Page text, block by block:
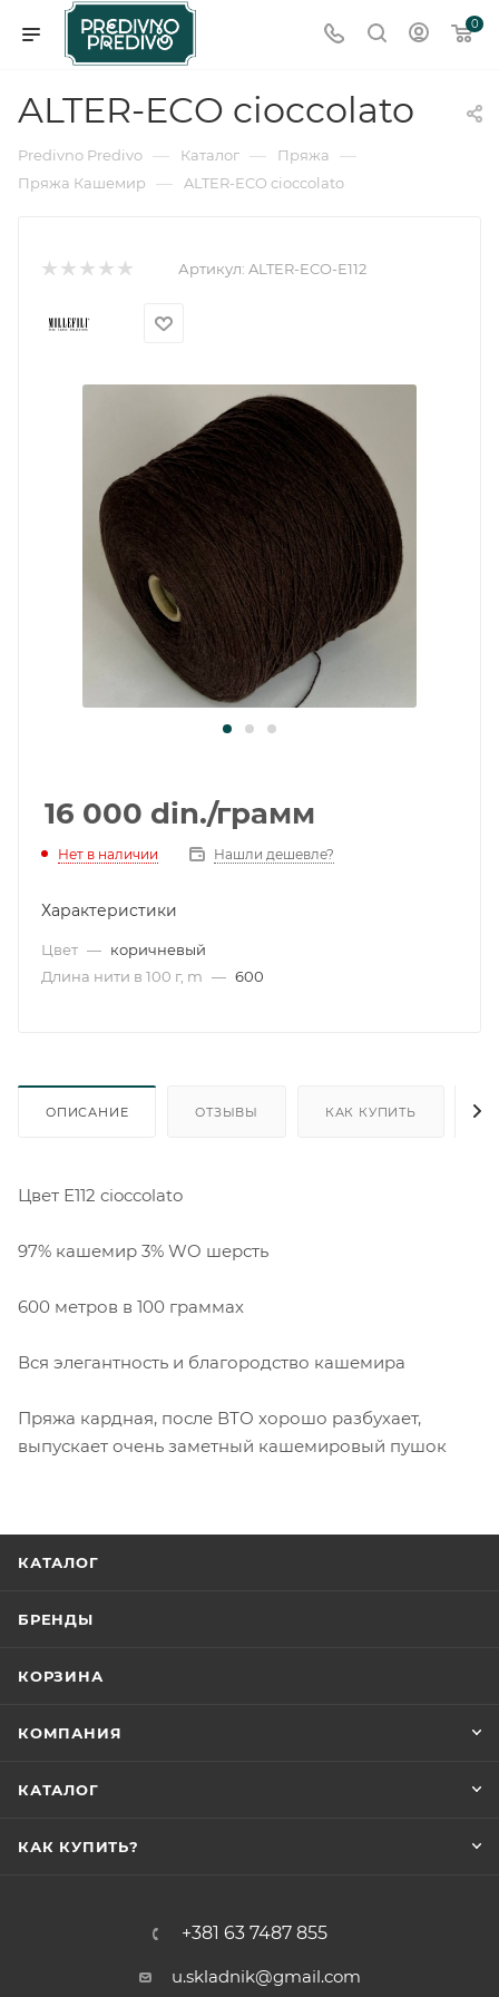
0
ALTER-ECO cioccolato
Predivno Predivo — Каталог — Пряжа —
Пряжа Кашемир — ALTER-ECO cioccolato
Артикул: ALTER-ECO-Е112
16 000 din./грамм
Нет в наличии Нашли дешевле?
Характеристики
Цвет — коричневый
Длина нити в 100 г, m — 600
ОПИСАНИЕ ОТЗЫВЫ КАК КУПИТЬ
Цвет Е112 cioccolato
97% кашемир 3% WO шерсть
600 метров в 100 граммах
Вся элегантность и благородство кашемира
Пряжа кардная, после ВТО хорошо разбухает,
выпускает очень заметный кашемировый пушок
КАТАЛОГ
БРЕНДЫ
КОРЗИНА
КОМПАНИЯ
КАТАЛОГ
КАК КУПИТЬ?
+381 63 7487 855
u.skladnik@gmail.com